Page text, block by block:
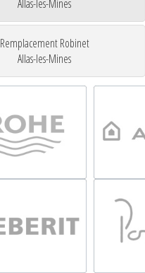
Allas-les-Mines
Remplacement Robinet
Allas-les-Mines